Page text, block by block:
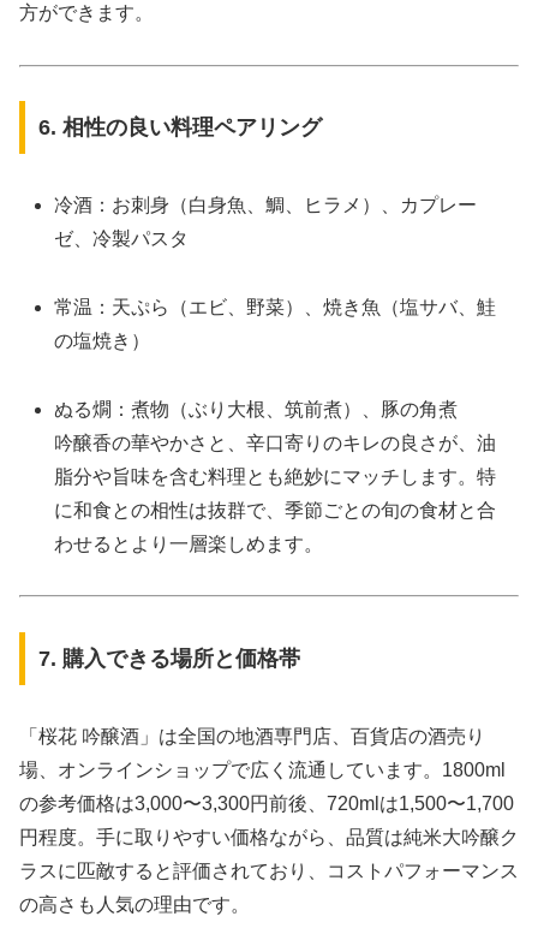
方ができます。
6. 相性の良い料理ペアリング
冷酒：お刺身（白身魚、鯛、ヒラメ）、カプレー
ゼ、冷製パスタ
常温：天ぷら（エビ、野菜）、焼き魚（塩サバ、鮭
の塩焼き）
ぬる燗：煮物（ぶり大根、筑前煮）、豚の角煮
吟醸香の華やかさと、辛口寄りのキレの良さが、油
脂分や旨味を含む料理とも絶妙にマッチします。特
に和食との相性は抜群で、季節ごとの旬の食材と合
わせるとより一層楽しめます。
7. 購入できる場所と価格帯
「桜花 吟醸酒」は全国の地酒専門店、百貨店の酒売り
場、オンラインショップで広く流通しています。1800ml
の参考価格は3,000〜3,300円前後、720mlは1,500〜1,700
円程度。手に取りやすい価格ながら、品質は純米大吟醸ク
ラスに匹敵すると評価されており、コストパフォーマンス
の高さも人気の理由です。